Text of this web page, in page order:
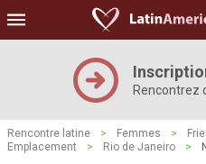
Rencontrez
Rencontre latine > Femmes >
Emplacement
> Rio de Janeiro >